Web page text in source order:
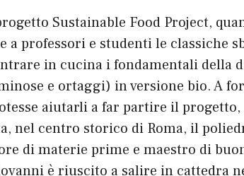
Sustainable Food Project,
a professori e studenti le classiche
in cucina i fondamentali della
e ortaggi) in versione bio. A
aiutarli a far partire il
nel centro storico di Roma, il
di materie prime e maestro di
è riuscito a salire in cattedra